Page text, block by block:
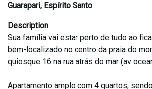
Guarapari, Espírito Santo
Description
Sua família vai estar perto de tudo ao
bem-localizado no centro da praia do
quiosque 16 na rua atrás do mar (av
Apartamento amplo com 4 quartos,